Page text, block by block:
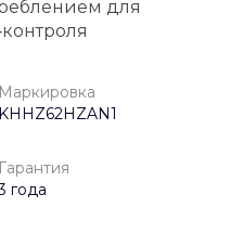
для
Маркировка
KHHZ62HZAN1
Гарантия
года